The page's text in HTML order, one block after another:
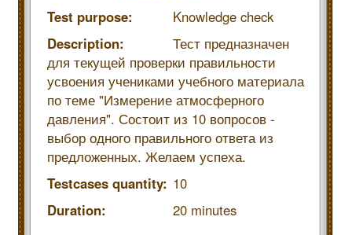
Test purpose:
Knowledge check
Description:
Тест предназначен
для текущей проверки правильности
усвоения учениками учебного материала
по теме "Измерение атмосферного
давления". Состоит из 10 вопросов -
выбор одного правильного ответа из
предложенных. Желаем успеха.
Testcases quantity: 10
Duration:
20 minutes